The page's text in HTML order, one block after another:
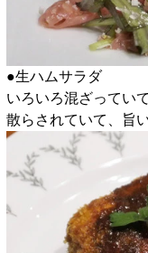
●生ハムサラダ
いろいろ混ざってい
散らされていて、旨